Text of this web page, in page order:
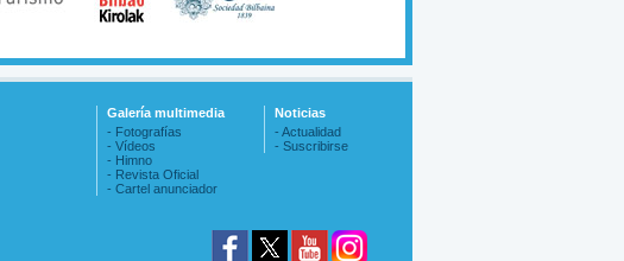
Galería multimedia
- Fotografías
- Vídeos
- Himno
- Revista Oficial
- Cartel anunciador
Noticias
- Actualidad
- Suscribirse